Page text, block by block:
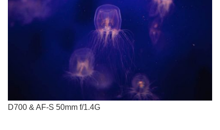
D700 & AF-S 50mm f/1.4G